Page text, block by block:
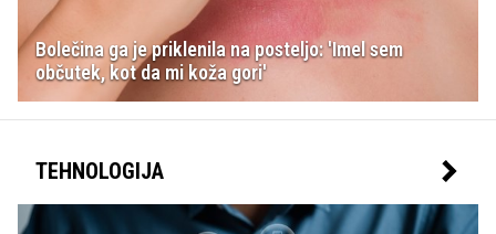
Bolečina ga je priklenila na posteljo: 'Imel sem
občutek, kot da mi koža gori'
TEHNOLOGIJA